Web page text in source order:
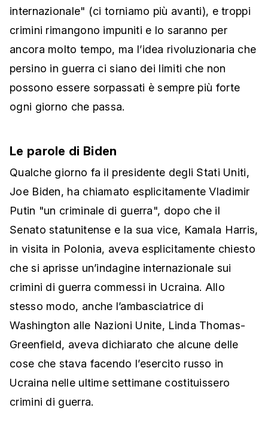
internazionale" (ci torniamo più avanti), e troppi
crimini rimangono impuniti e lo saranno per
ancora molto tempo, ma l’idea rivoluzionaria che
persino in guerra ci siano dei limiti che non
possono essere sorpassati è sempre più forte
ogni giorno che passa.
Le parole di Biden
Qualche giorno fa il presidente degli Stati Uniti,
Joe Biden, ha chiamato esplicitamente Vladimir
Putin "un criminale di guerra", dopo che il
Senato statunitense e la sua vice, Kamala Harris,
in visita in Polonia, aveva esplicitamente chiesto
che si aprisse un’indagine internazionale sui
crimini di guerra commessi in Ucraina. Allo
stesso modo, anche l’ambasciatrice di
Washington alle Nazioni Unite, Linda Thomas-
Greenfield, aveva dichiarato che alcune delle
cose che stava facendo l’esercito russo in
Ucraina nelle ultime settimane costituissero
crimini di guerra.